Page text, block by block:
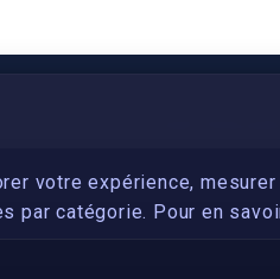
votre expérience,
par catégorie. Pour en
Devenez
Gubernatis